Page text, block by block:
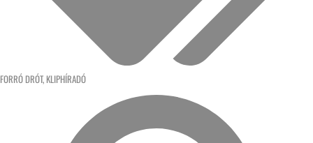
FORRÓ DRÓT, KLIPHÍRADÓ